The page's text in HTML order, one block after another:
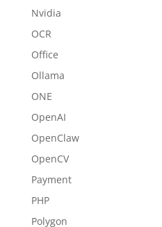
Nvidia
OCR
Office
Ollama
ONE
OpenAI
OpenClaw
OpenCV
Payment
PHP
Polygon